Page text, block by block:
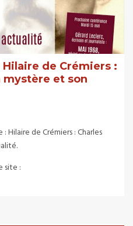
de Crémiers :
mystère et son
Hilaire de Crémiers : Charles
site :